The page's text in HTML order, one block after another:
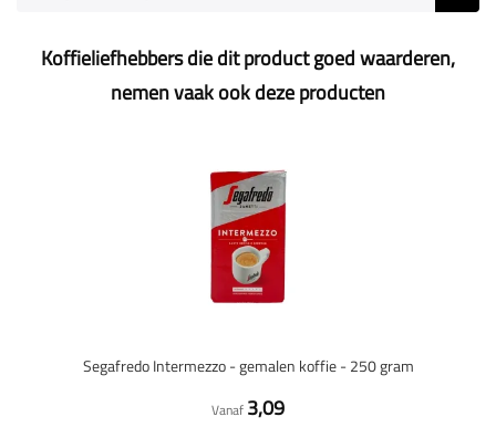
Koffieliefhebbers die dit product goed waarderen,
nemen vaak ook deze producten
Segafredo Intermezzo - gemalen koffie - 250 gram
Vanaf 3,09